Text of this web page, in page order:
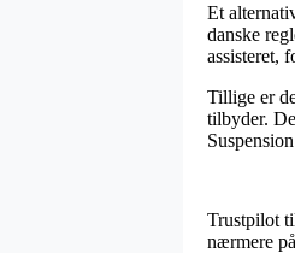
Et
danske
assisteret,
Tillige er
tilbyder.
Trustpilot
nærmere